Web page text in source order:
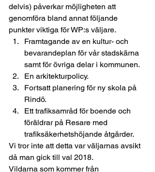
delvis) påverkar möjligheten att
genomföra bland annat följande
punkter viktiga för WP:s väljare.
Framtagande av en kultur- och
bevarandeplan för vår stadskärna
samt för övriga delar i kommunen.
En arkitekturpolicy.
Fortsatt planering för ny skola på
Rindö.
Ett trafiksamråd för boende och
föräldrar på Resare med
trafiksäkerhetshöjande åtgärder.
Vi tror inte att detta var väljarnas avsikt
då man gick till val 2018.
Vildarna som kommer från